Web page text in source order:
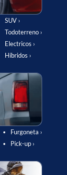
SUV ›
Todoterreno ›
Electricos ›
Híbridos ›
Furgoneta ›
Pick-up ›